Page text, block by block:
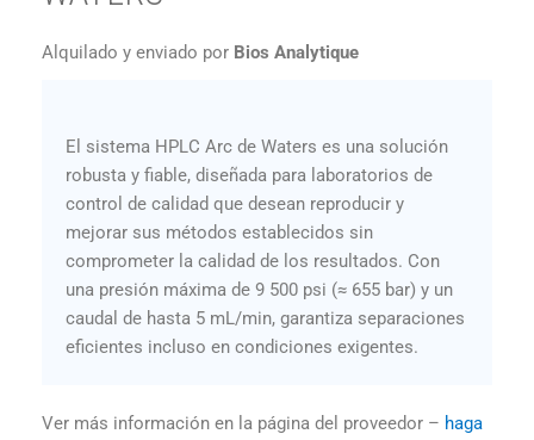
Alquilado y enviado por Bios Analytique
El sistema HPLC Arc de Waters es una solución
robusta y fiable, diseñada para laboratorios de
control de calidad que desean reproducir y
mejorar sus métodos establecidos sin
comprometer la calidad de los resultados. Con
una presión máxima de 9 500 psi (≈ 655 bar) y un
caudal de hasta 5 mL/min, garantiza separaciones
eficientes incluso en condiciones exigentes.
Ver más información en la página del proveedor – haga